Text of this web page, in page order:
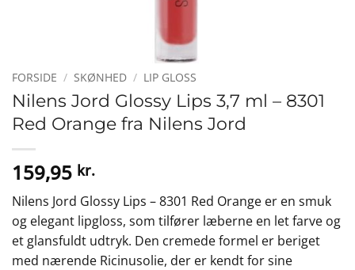
FORSIDE / SKØNHED / LIP GLOSS
Nilens Jord Glossy Lips 3,7 ml – 8301
Red Orange fra Nilens Jord
159,95 kr.
Nilens Jord Glossy Lips – 8301 Red Orange er en smuk
og elegant lipgloss, som tilfører læberne en let farve og
et glansfuldt udtryk. Den cremede formel er beriget
med nærende Ricinusolie, der er kendt for sine